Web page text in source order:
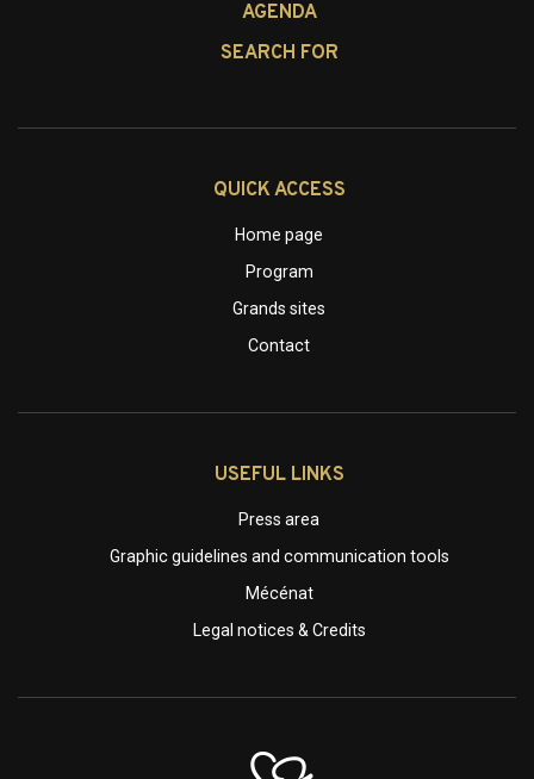
AGENDA
SEARCH FOR
QUICK ACCESS
Home page
Program
Grands sites
Contact
USEFUL LINKS
Press area
Graphic guidelines and communication tools
Mécénat
Legal notices & Credits